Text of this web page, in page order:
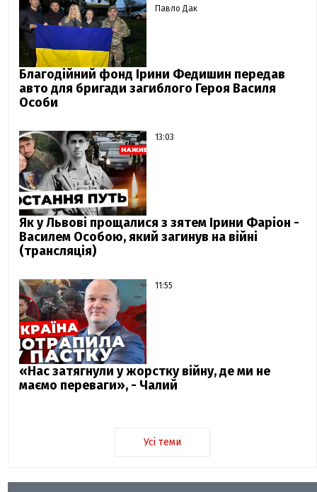
Павло Дак
Благодійний фонд Ірини Федишин передав
авто для бригади загиблого Героя Василя
Особи
13:03
Як у Львові прощалися з зятем Ірини Фаріон -
Василем Особою, який загинув на війні
(трансляція)
11:55
«Нас затягнули у жорстку війну, де ми не
маємо переваги», - Чалий
Усі теми